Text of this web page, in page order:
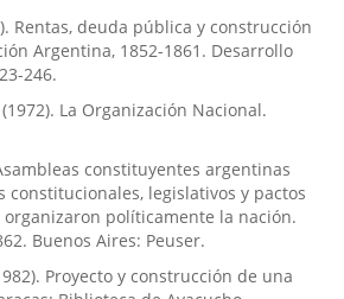
Rentas, deuda pública y construcción
Argentina, 1852-1861. Desarrollo
246.
La Organización Nacional.
constituyentes argentinas
constitucionales, legislativos y pactos
polí­ticamente la nación.
Buenos Aires: Peuser.
Proyecto y construcción de una